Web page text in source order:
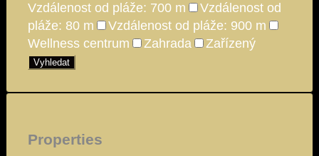
Vzdálenost od pláže: 700 m
Vzdálenost od
pláže: 80 m
Vzdálenost od pláže: 900 m
Wellness centrum
Zahrada Zařízený
Vyhledat
Properties